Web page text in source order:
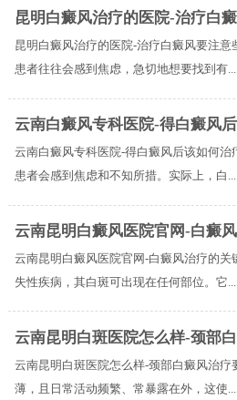
昆明白癜风治疗的医院-治疗白
昆明白癜风治疗的医院-治疗白癜风要注意
患者往往会感到焦虑，急切地想要找到有
云南白癜风专科医院-得白癜风
云南白癜风专科医院-得白癜风后该如何
患者会感到焦虑和不知所措。实际上，白
云南昆明白癜风医院官网-白癜
云南昆明白癜风医院官网-白癜风治疗的
失性疾病，其白斑可出现在任何部位。它.....
云南昆明白斑医院怎么样-颈部
云南昆明白斑医院怎么样-颈部白癜风治
薄，且日常活动频繁、常暴露在外，这使.....